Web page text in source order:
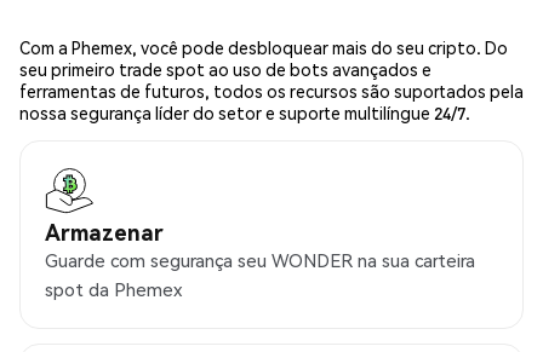
Com a Phemex, você pode desbloquear mais do seu cripto. Do
seu primeiro trade spot ao uso de bots avançados e
ferramentas de futuros, todos os recursos são suportados pela
nossa segurança líder do setor e suporte multilíngue 24/7.
Armazenar
Guarde com segurança seu WONDER na sua carteira
spot da Phemex